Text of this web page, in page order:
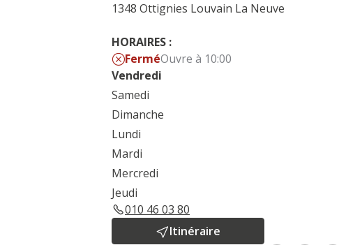
1348 Ottignies Louvain La Neuve
HORAIRES :
FerméOuvre à 10:00
Vendredi
Samedi
Dimanche
Lundi
Mardi
Mercredi
Jeudi
010 46 03 80
Itinéraire